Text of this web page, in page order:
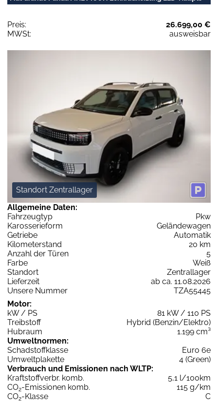
Preis:
26.699,00 €
MWSt:
ausweisbar
Standort Zentrallager
Allgemeine Daten:
Fahrzeugtyp
Pkw
Karosserieform
Geländewagen
Getriebe
Automatik
Kilometerstand
20 km
Anzahl der Türen
5
Farbe
Weiß
Standort
Zentrallager
Lieferzeit
ab ca. 11.08.2026
Unsere Nummer
TZA55445
Motor:
kW / PS
81 kW / 110 PS
Treibstoff
Hybrid (Benzin/Elektro)
Hubraum
1.199 cm³
Umweltnormen:
Schadstoffklasse
Euro 6e
Umweltplakette
4 (Green)
Verbrauch und Emissionen nach WLTP:
Kraftstoffverbr. komb.
5,1 l/100km
CO2-Emissionen komb.
115 g/km
CO2-Klasse
C